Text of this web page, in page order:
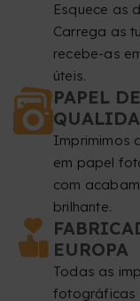
Esquece as
Carrega as
recebe-as
úteis.
PAPEL
Imprimimos
em papel
com
brilhante.
EUROPA
Todas as
fotográficas